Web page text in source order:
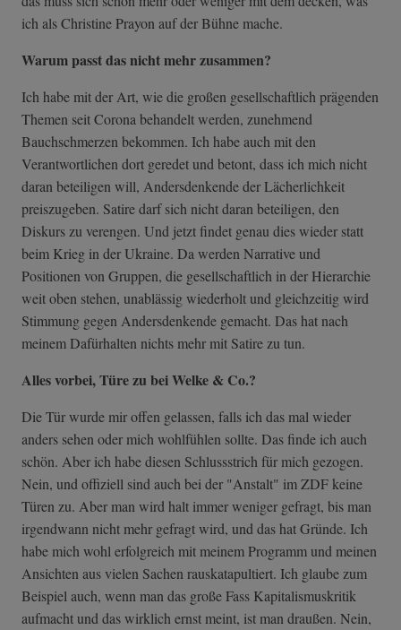
ich als Christine Prayon auf der Bühne mache.
Warum passt das nicht mehr zusammen?
Ich habe mit der Art, wie die großen gesellschaftlich prägenden
Themen seit Corona behandelt werden, zunehmend
Bauchschmerzen bekommen. Ich habe auch mit den
Verantwortlichen dort geredet und betont, dass ich mich nicht
daran beteiligen will, Andersdenkende der Lächerlichkeit
preiszugeben. Satire darf sich nicht daran beteiligen, den
Diskurs zu verengen. Und jetzt findet genau dies wieder statt
beim Krieg in der Ukraine. Da werden Narrative und
Positionen von Gruppen, die gesellschaftlich in der Hierarchie
weit oben stehen, unablässig wiederholt und gleichzeitig wird
Stimmung gegen Andersdenkende gemacht. Das hat nach
meinem Dafürhalten nichts mehr mit Satire zu tun.
Alles vorbei, Türe zu bei Welke & Co.?
Die Tür wurde mir offen gelassen, falls ich das mal wieder
anders sehen oder mich wohlfühlen sollte. Das finde ich auch
schön. Aber ich habe diesen Schlussstrich für mich gezogen.
Nein, und offiziell sind auch bei der "Anstalt" im ZDF keine
Türen zu. Aber man wird halt immer weniger gefragt, bis man
irgendwann nicht mehr gefragt wird, und das hat Gründe. Ich
habe mich wohl erfolgreich mit meinem Programm und meinen
Ansichten aus vielen Sachen rauskatapultiert. Ich glaube zum
Beispiel auch, wenn man das große Fass Kapitalismuskritik
aufmacht und das wirklich ernst meint, ist man draußen. Nein,